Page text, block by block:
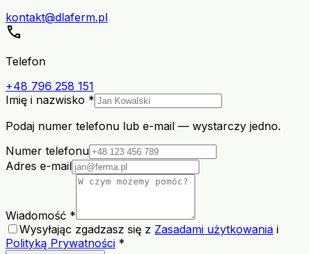
kontakt@dlaferm.pl
call
Telefon
+48 796 258 151
Imię i nazwisko *
Podaj numer telefonu lub e-mail — wystarczy jedno.
Numer telefonu
Adres e-mail
Wiadomość *
Wysyłając zgadzasz się z Zasadami użytkowania i
Polityką Prywatności *